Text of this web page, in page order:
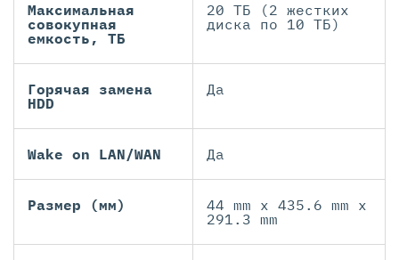
Максимальная
совокупная
емкость, ТБ
20 ТБ (2 жестких
диска по 10 ТБ)
Горячая замена
HDD
Да
Wake on LAN/WAN Да
Размер (мм)
44 mm x 435.6 mm x
291.3 mm